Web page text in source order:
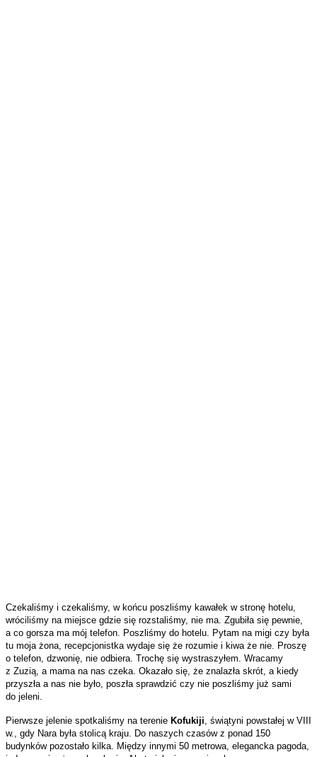
Czekaliśmy i czekaliśmy, w końcu poszliśmy kawałek w stronę hotelu,
wróciliśmy na miejsce gdzie się rozstaliśmy, nie ma. Zgubiła się pewnie,
a co gorsza ma mój telefon. Poszliśmy do hotelu. Pytam na migi czy była
tu moja żona, recepcjonistka wydaje się że rozumie i kiwa że nie. Proszę
o telefon, dzwonię, nie odbiera. Trochę się wystraszyłem. Wracamy
z Zuzią, a mama na nas czeka. Okazało się, że znalazła skrót, a kiedy
przyszła a nas nie było, poszła sprawdzić czy nie poszliśmy już sami
do jeleni.
Pierwsze jelenie spotkaliśmy na terenie Kofukiji, świątyni powstałej w VIII
w., gdy Nara była stolicą kraju. Do naszych czasów z ponad 150
budynków pozostało kilka. Między innymi 50 metrowa, elegancka pagoda,